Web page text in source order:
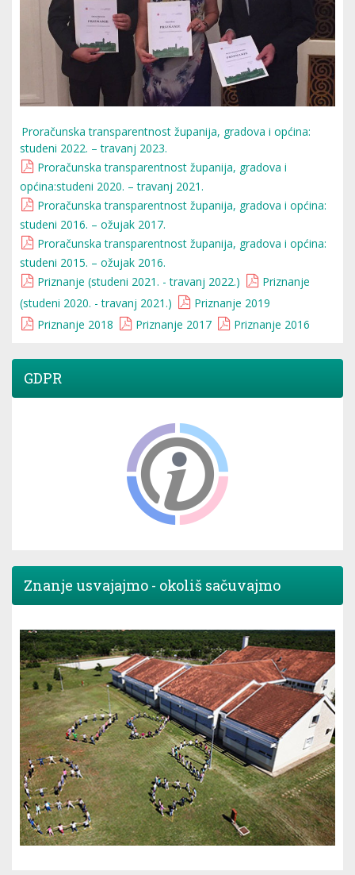
Proračunska transparentnost županija, gradova i općina:
studeni 2022. – travanj 2023.
Proračunska transparentnost županija, gradova i
općina:studeni 2020. – travanj 2021.
Proračunska transparentnost županija, gradova i općina:
studeni 2016. – ožujak 2017.
Proračunska transparentnost županija, gradova i općina:
studeni 2015. – ožujak 2016.
Priznanje (studeni 2021. - travanj 2022.)
Priznanje
(studeni 2020. - travanj 2021.)
Priznanje 2019
Priznanje 2018
Priznanje 2017 Priznanje 2016
GDPR
Znanje usvajajmo - okoliš sačuvajmo